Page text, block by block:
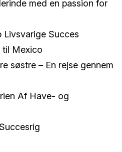
med en passion for
Livsvarige Succes
til Mexico
søstre – En rejse gennem
Af Have- og